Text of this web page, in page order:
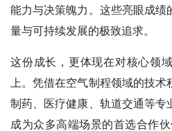
能力与决策魄力。这些亮眼成
量与可持续发展的极致追求。
这份成长，更体现在对核心领
上。凭借在空气制程领域的技术
制药、医疗健康、轨道交通等专
成为众多高端场景的首选合作